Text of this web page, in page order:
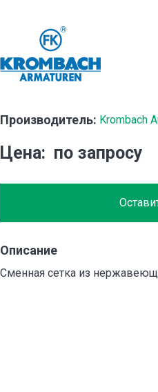
Производитель: Krombach
Цена по запросу
Описание
Сменная сетка из